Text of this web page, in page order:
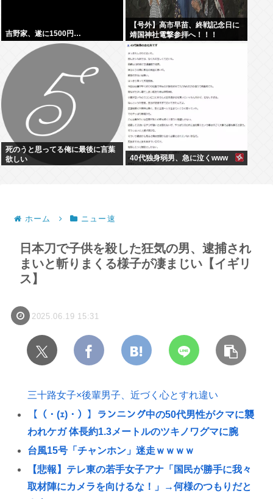
吉野家、遂に1500円…
【号外】高市早苗、終戦記念日に
靖国神社電撃参拝へ！！！
死のうと思ってる俺に最後に言葉
欲しい
40代独身弱男、急に泣くwww
ホーム ニュー速
日本刀で子供を殺した狂気の男、逮捕され
まいと斬りまくる様子が凄まじい【イギリ
ス】
2025.06.19 15:31
三十路女子×後輩男子、近づく心とすれ違い
【（・(ｪ)・）】ランニング中の50代男性がクマに襲
われケガ 体長約1.3メートルのツキノワグマに腕
台風15号「チャンホン」迷走ｗｗｗｗ
【悲報】テレ東の若手女子アナ「国民が勝手に我々
取材陣にカメラを向けるな！」→何様のつもりだと